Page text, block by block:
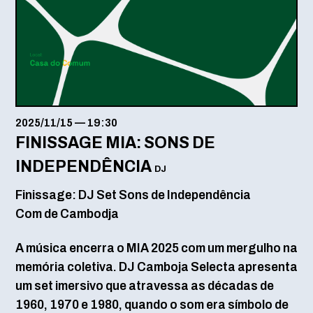
2025/11/15 — 19:30
FINISSAGE MIA: SONS DE
INDEPENDÊNCIA DJ
Finissage: DJ Set Sons de Independência
Com de Cambodja
A música encerra o MIA 2025 com um mergulho na
memória coletiva. DJ Camboja Selecta apresenta
um set imersivo que atravessa as décadas de
1960, 1970 e 1980, quando o som era símbolo de